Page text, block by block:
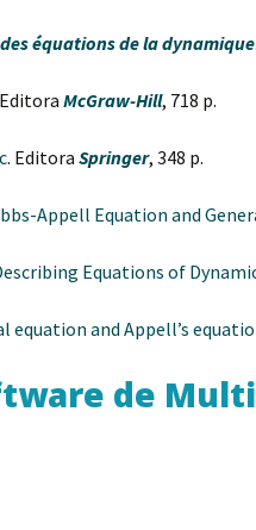
équations de la dynamique.
McGraw-Hill, 718 p.
. Editora Springer, 348 p.
Appell Equation and
Equations of
equation and Appell’s
de